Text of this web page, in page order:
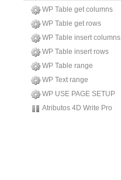
WP Table get columns
WP Table get rows
WP Table insert columns
WP Table insert rows
WP Table range
WP Text range
WP USE PAGE SETUP
Atributos 4D Write Pro